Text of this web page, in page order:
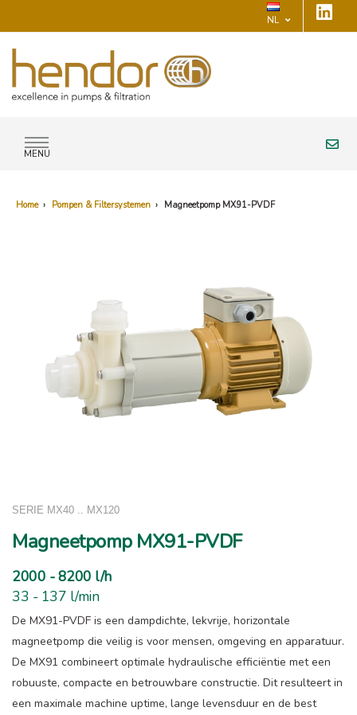
NL
MENU
Home › Pompen & Filtersystemen › Magneetpomp MX91-PVDF
SERIE MX40 .. MX120
Magneetpomp MX91-PVDF
2000 - 8200 l/h
33 - 137 l/min
De MX91-PVDF is een dampdichte, lekvrije, horizontale
magneetpomp die veilig is voor mensen, omgeving en apparatuur.
De MX91 combineert optimale hydraulische efficiëntie met een
robuuste, compacte en betrouwbare constructie. Dit resulteert in
een maximale machine uptime, lange levensduur en de best